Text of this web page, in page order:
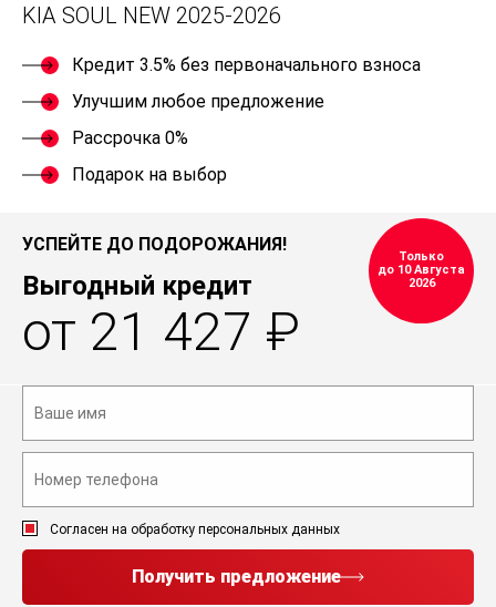
KIA SOUL NEW 2025-2026
Кредит 3.5% без первоначального взноса
Улучшим любое предложение
Рассрочка 0%
Подарок на выбор
УСПЕЙТЕ ДО ПОДОРОЖАНИЯ!
Выгодный кредит
от 21 427 ₽
Только
до 10 Августа
2026
Согласен на обработку персональных данных
Получить предложение